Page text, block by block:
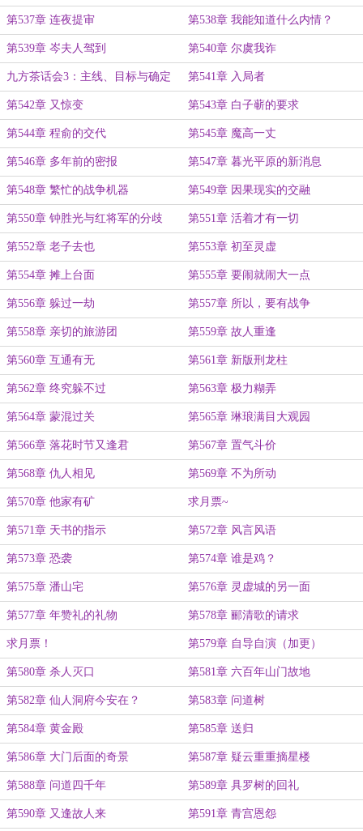
第537章 连夜提审 第538章 我能知道什么内情？
第539章 岑夫人驾到 第540章 尔虞我诈
九方茶话会3：主线、目标与确定
性
第541章 入局者
第542章 又惊变 第543章 白子蕲的要求
第544章 程俞的交代 第545章 魔高一丈
第546章 多年前的密报 第547章 暮光平原的新消息
第548章 繁忙的战争机器 第549章 因果现实的交融
第550章 钟胜光与红将军的分歧 第551章 活着才有一切
第552章 老子去也 第553章 初至灵虚
第554章 摊上台面 第555章 要闹就闹大一点
第556章 躲过一劫 第557章 所以，要有战争
第558章 亲切的旅游团 第559章 故人重逢
第560章 互通有无 第561章 新版刑龙柱
第562章 终究躲不过 第563章 极力糊弄
第564章 蒙混过关 第565章 琳琅满目大观园
第566章 落花时节又逢君 第567章 置气斗价
第568章 仇人相见 第569章 不为所动
第570章 他家有矿 求月票~
第571章 天书的指示 第572章 风言风语
第573章 恐袭 第574章 谁是鸡？
第575章 潘山宅 第576章 灵虚城的另一面
第577章 年赞礼的礼物 第578章 郦清歌的请求
求月票！ 第579章 自导自演（加更）
第580章 杀人灭口 第581章 六百年山门故地
第582章 仙人洞府今安在？ 第583章 问道树
第584章 黄金殿 第585章 送归
第586章 大门后面的奇景 第587章 疑云重重摘星楼
第588章 问道四千年 第589章 具罗树的回礼
第590章 又逢故人来 第591章 青宫恩怨